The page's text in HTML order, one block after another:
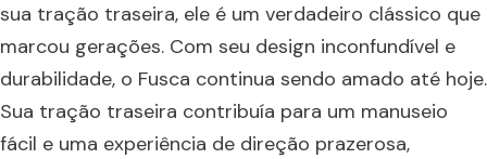
sua tração traseira, ele é um verdadeiro clássico que
marcou gerações. Com seu design inconfundível e
durabilidade, o Fusca continua sendo amado até hoje.
Sua tração traseira contribuía para um manuseio
fácil e uma experiência de direção prazerosa,